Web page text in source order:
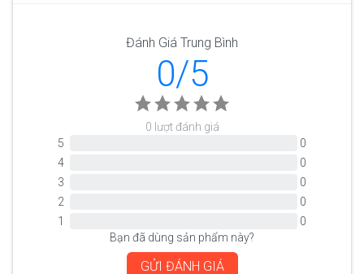
Đánh Giá Trung Bình
0/5
0 lượt đánh giá
5
0
4
0
3
0
2
0
1
0
Bạn đã dùng sản phẩm này?
GỬI ĐÁNH GIÁ